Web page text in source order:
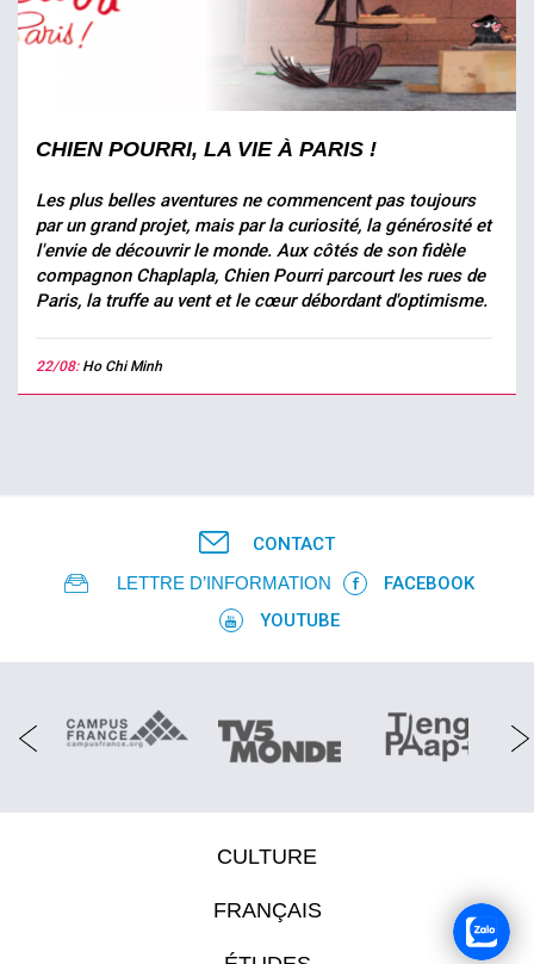
CHIEN POURRI, LA VIE À PARIS !
Les plus belles aventures ne commencent pas toujours
par un grand projet, mais par la curiosité, la générosité et
l'envie de découvrir le monde. Aux côtés de son fidèle
compagnon Chaplapla, Chien Pourri parcourt les rues de
Paris, la truffe au vent et le cœur débordant d'optimisme.
22/08: Ho Chi Minh
CONTACT
LETTRE D’INFORMATION
FACEBOOK
YOUTUBE
CULTURE
FRANÇAIS